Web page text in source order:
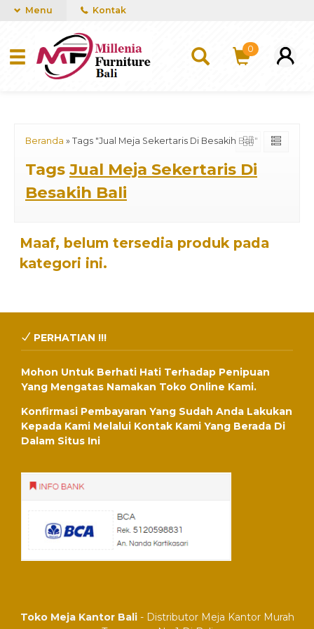
mUCn7CwGawCVTvwq7a99f4AgACOVgZvYEW65FFSDBf0
Menu Kontak
0
Beranda » Tags "Jual Meja Sekertaris Di Besakih Bali"
Tags Jual Meja Sekertaris Di
Besakih Bali
Maaf, belum tersedia produk pada
kategori ini.
PERHATIAN !!!
Mohon Untuk Berhati Hati Terhadap Penipuan
Yang Mengatas Namakan Toko Online Kami.
Konfirmasi Pembayaran Yang Sudah Anda Lakukan
Kepada Kami Melalui Kontak Kami Yang Berada Di
Dalam Situs Ini
Toko Meja Kantor Bali- Distributor Meja Kantor Murah